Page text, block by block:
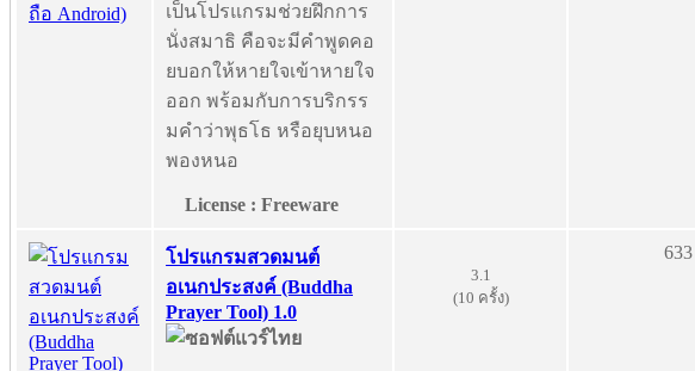
เป็นโปรแกรมช่วยฝึกการ
นั่งสมาธิ คือจะมีคำพูดคอ
ยบอกให้หายใจเข้าหายใจ
ออก พร้อมกับการบริกรร
มคำว่าพุธโธ หรือยุบหนอ
พองหนอ
License : Freeware
โปรแกรมสวดมนต์
อเนกประสงค์ (Buddha
Prayer Tool) 1.0
3.1
(10 ครั้ง)
633